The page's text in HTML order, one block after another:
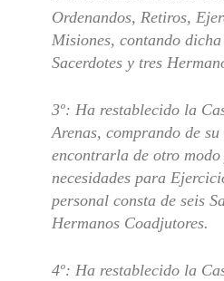
Ordenandos, Retiros,
Misiones, contando
Sacerdotes y tres
3º: Ha restablecido la
Arenas, comprando de
encontrarla de otro
necesidades para
personal consta de seis
Hermanos Coadjutores.
4º: Ha restablecido la